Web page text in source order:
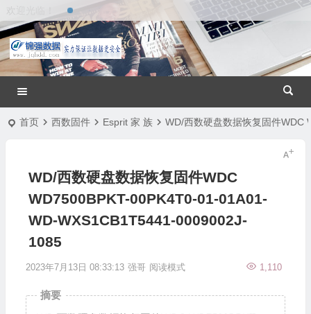
首页 西数固件 Esprit 家 族 WD/西数硬盘数据恢复固件WDC
WD/西数硬盘数据恢复固件WDC
WD7500BPKT-00PK4T0-01-01A01-
WD-WXS1CB1T5441-0009002J-
1085
2023年7月13日 08:33:13 强哥 1,110
阅读模式
摘要